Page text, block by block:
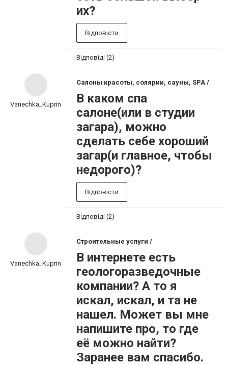
их?
Відповісти
Відповіді (2)
Vanechka_Kuprin
Салоны красоты, солярии, сауны, SPA /
В каком спа
салоне(или в студии
загара), можно
сделать себе хороший
загар(и главное, чтобы
недорого)?
Відповісти
Відповіді (2)
Vanechka_Kuprin
Строительные услуги /
В интернете есть
геологоразведочные
компании? А то я
искал, искал, и та не
нашел. Может вы мне
напишите про, то где
её можно найти?
Заранее вам спасибо.